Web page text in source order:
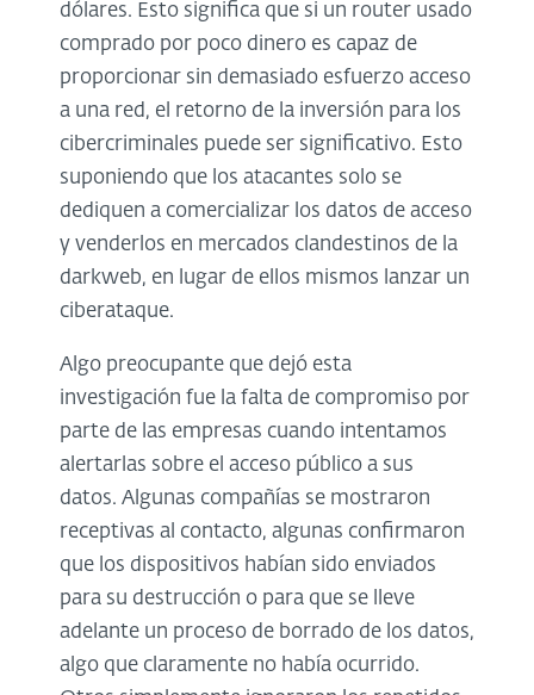
dólares. Esto significa que si un router usado
comprado por poco dinero es capaz de
proporcionar sin demasiado esfuerzo acceso
a una red, el retorno de la inversión para los
cibercriminales puede ser significativo. Esto
suponiendo que los atacantes solo se
dediquen a comercializar los datos de acceso
y venderlos en mercados clandestinos de la
darkweb, en lugar de ellos mismos lanzar un
ciberataque.
Algo preocupante que dejó esta
investigación fue la falta de compromiso por
parte de las empresas cuando intentamos
alertarlas sobre el acceso público a sus
datos. Algunas compañías se mostraron
receptivas al contacto, algunas confirmaron
que los dispositivos habían sido enviados
para su destrucción o para que se lleve
adelante un proceso de borrado de los datos,
algo que claramente no había ocurrido.